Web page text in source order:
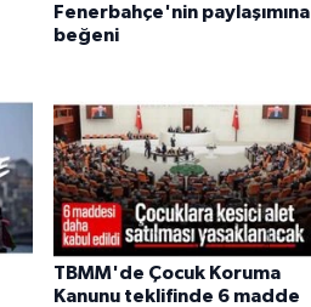
Fenerbahçe'nin paylaşımına
beğeni
TBMM'de Çocuk Koruma
Kanunu teklifinde 6 madde